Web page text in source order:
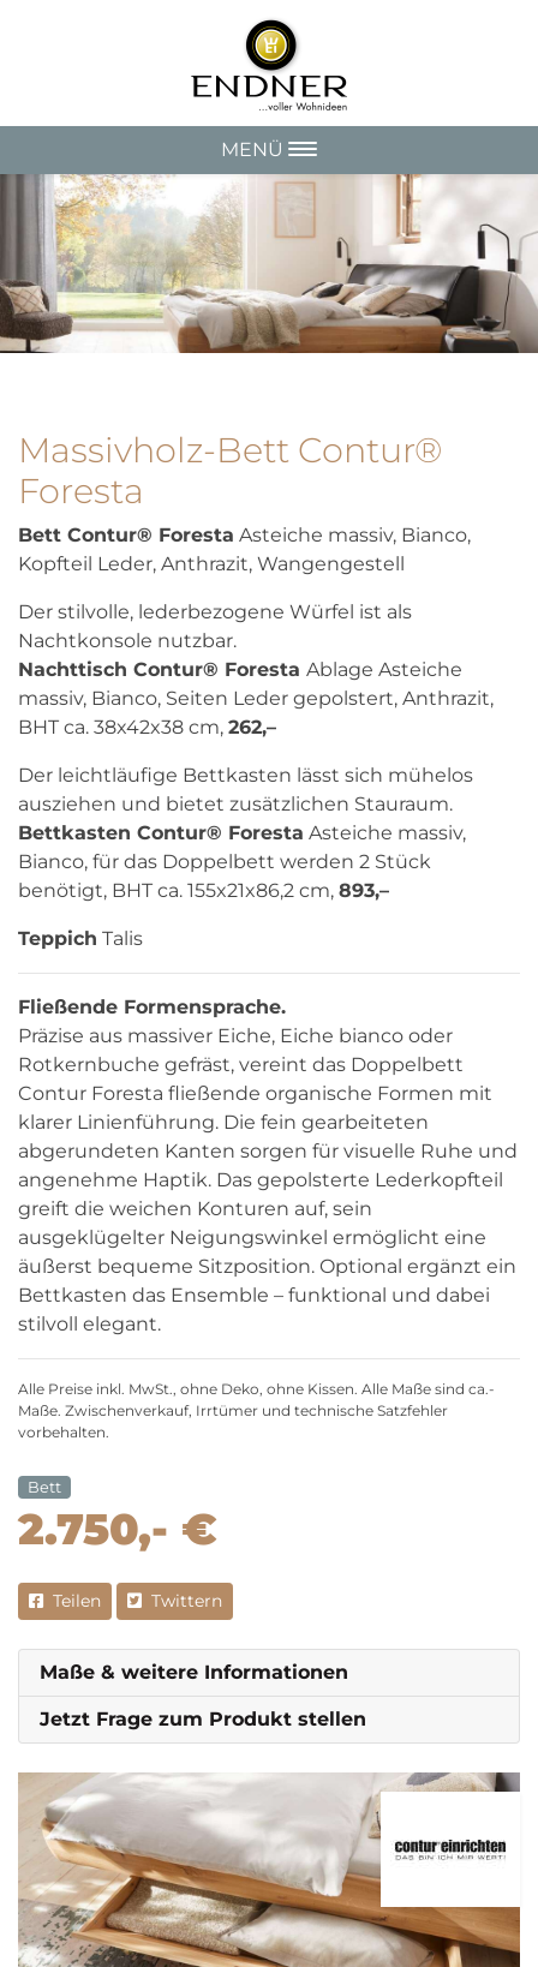
MENÜ
Massivholz-Bett Contur®
Foresta
Bett Contur® Foresta Asteiche massiv, Bianco,
Kopfteil Leder, Anthrazit, Wangengestell
Der stilvolle, lederbezogene Würfel ist als
Nachtkonsole nutzbar.
Nachttisch Contur® Foresta Ablage Asteiche
massiv, Bianco, Seiten Leder gepolstert, Anthrazit,
BHT ca. 38x42x38 cm, 262,–
Der leichtläufige Bettkasten lässt sich mühelos
ausziehen und bietet zusätzlichen Stauraum.
Bettkasten Contur® Foresta Asteiche massiv,
Bianco, für das Doppelbett werden 2 Stück
benötigt, BHT ca. 155x21x86,2 cm, 893,–
Teppich Talis
Fließende Formensprache.
Präzise aus massiver Eiche, Eiche bianco oder
Rotkernbuche gefräst, vereint das Doppelbett
Contur Foresta fließende organische Formen mit
klarer Linienführung. Die fein gearbeiteten
abgerundeten Kanten sorgen für visuelle Ruhe und
angenehme Haptik. Das gepolsterte Lederkopfteil
greift die weichen Konturen auf, sein
ausgeklügelter Neigungswinkel ermöglicht eine
äußerst bequeme Sitzposition. Optional ergänzt ein
Bettkasten das Ensemble – funktional und dabei
stilvoll elegant.
Alle Preise inkl. MwSt., ohne Deko, ohne Kissen. Alle Maße sind ca.-
Maße. Zwischenverkauf, Irrtümer und technische Satzfehler
vorbehalten.
Bett
2.750,- €
Teilen Twittern
Maße & weitere Informationen
Jetzt Frage zum Produkt stellen